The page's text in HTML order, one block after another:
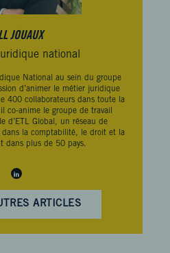
JOUAUX
national
National au sein du groupe
d’animer le métier juridique
400 collaborateurs dans toute la
co-anime le groupe de travail
d’ETL Global, un réseau de
dans la comptabilité, le droit et la
dans plus de 50 pays.
ARTICLES